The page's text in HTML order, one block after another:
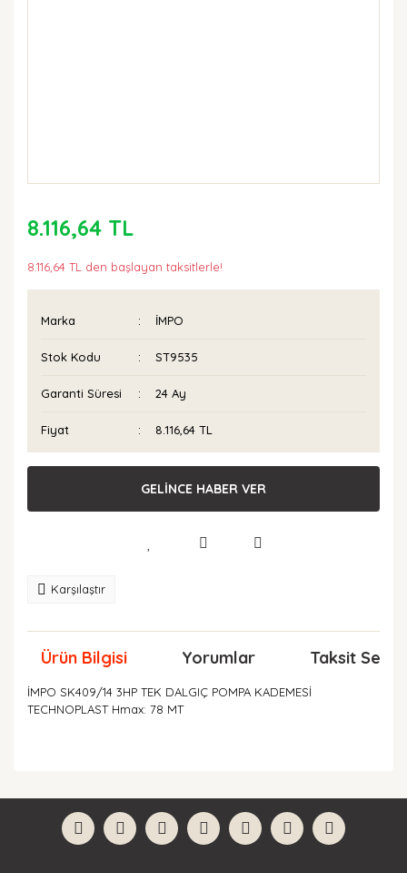
8.116,64 TL
8.116,64 TL den başlayan taksitlerle!
Marka İMPO
Stok Kodu ST9535
Garanti Süresi 24 Ay
Fiyat 8.116,64 TL
GELİNCE HABER VER
Karşılaştır
Ürün Bilgisi Yorumlar Taksit
İMPO SK409/14 3HP TEK DALGIÇ POMPA KADEMESİ
TECHNOPLAST Hmax: 78 MT
Yorum Yaz
formunu kullanarak tarafımıza iletebilirsiniz.
Görüş ve önerileriniz için teşekkür ederiz.